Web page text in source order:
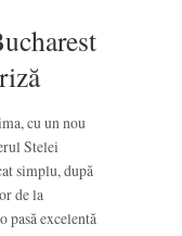
cu un nou
Stelei
simplu, după
de la
pasă excelentă